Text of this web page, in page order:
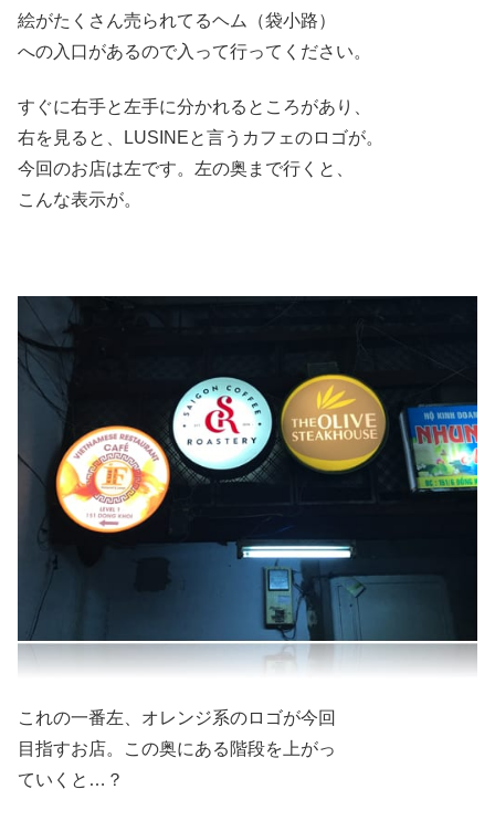
絵がたくさん売られてるヘム（袋小路）
への入口があるので入って行ってください。
すぐに右手と左手に分かれるところがあり、
右を見ると、LUSINEと言うカフェのロゴが。
今回のお店は左です。左の奥まで行くと、
こんな表示が。
これの一番左、オレンジ系のロゴが今回
目指すお店。この奥にある階段を上がっ
ていくと…？